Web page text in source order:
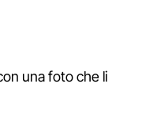
una foto che li